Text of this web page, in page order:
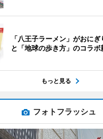
「八王子ラーメン」がおに
と「地球の歩き方」のコラボ
もっと見る
フォトフラッシュ